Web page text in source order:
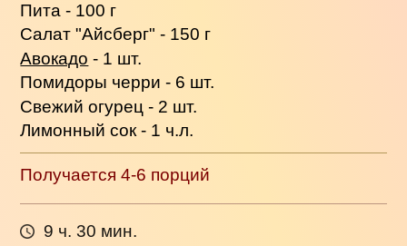
Пита - 100 г
Салат "Айсберг" - 150 г
Авокадо - 1 шт.
Помидоры черри - 6 шт.
Свежий огурец - 2 шт.
Лимонный сок - 1 ч.л.
Получается 4-6 порций
9 ч. 30 мин.